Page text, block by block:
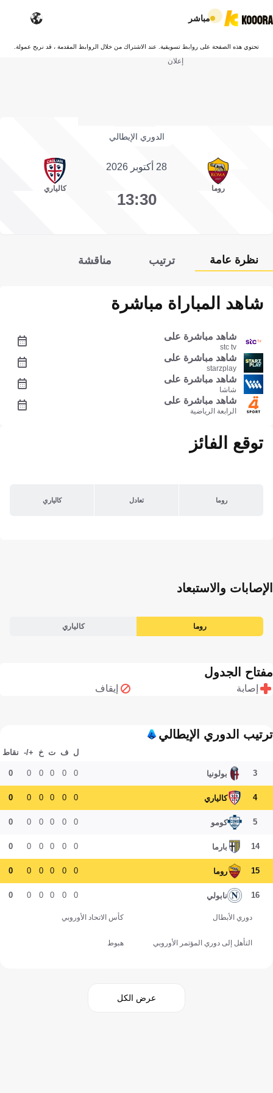
مباشر
تحتوي هذه الصفحة على روابط تسويقية. عند الاشتراك من خلال الروابط المقدمة ، قد نربح عمولة.
إعلان
الدوري الإيطالي
روما
28 أكتوبر 2026
13:30
كالياري
نظرة عامة ترتيب مناقشة
شاهد المباراة مباشرة
شاهد مباشرة على
stc tv
شاهد مباشرة على
starzplay
شاهد مباشرة على
شاشا
شاهد مباشرة على
الرابعة الرياضية
توقع الفائز
روما تعادل كالياري
الإصابات والاستبعاد
روما كالياري
مفتاح الجدول
إصابة إيقاف
ترتيب الدوري الإيطالي
ل ف ت خ +/- نقاط
3 بولونيا 0
0
0
0
0
0
4 كالياري 0
0
0
0
0
0
5 كومو 0
0
0
0
0
0
14 بارما 0
0
0
0
0
0
15 روما 0
0
0
0
0
0
16 نابولي 0
0
0
0
0
0
دوري الأبطال كأس الاتحاد الأوروبي
التأهل إلى دوري المؤتمر الأوروبي هبوط
عرض الكل